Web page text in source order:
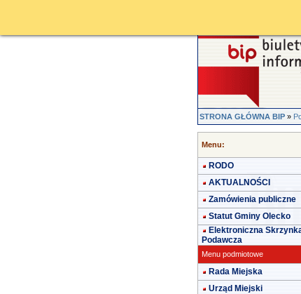
STRONA GŁÓWNA BIP»
Menu:
RODO
AKTUALNOŚCI
Zamówienia publiczne
Statut Gminy Olecko
Elektroniczna
Podawcza
Menu podmiotowe
Rada Miejska
Urząd Miejski